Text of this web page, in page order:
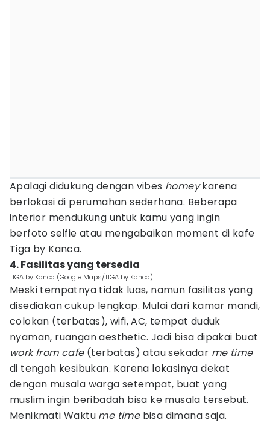
Apalagi didukung dengan vibes homeykarena
berlokasi di perumahan sederhana. Beberapa
interior mendukung untuk kamu yang ingin
berfoto selfie atau mengabaikan moment di kafe
Tiga by Kanca.
4. Fasilitas yang tersedia
TIGA by Kanca (Google Maps/TIGA by Kanca)
Meski tempatnya tidak luas, namun fasilitas yang
disediakan cukup lengkap. Mulai dari kamar mandi,
colokan (terbatas), wifi, AC, tempat duduk
nyaman, ruangan aesthetic. Jadi bisa dipakai buat
work from cafe(terbatas) atau sekadar me time
di tengah kesibukan. Karena lokasinya dekat
dengan musala warga setempat, buat yang
muslim ingin beribadah bisa ke musala tersebut.
Menikmati Waktu me timebisa dimana saja.